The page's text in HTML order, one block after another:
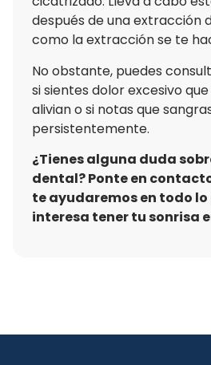
después de una extracción
como la extracción se te
No obstante, puedes
si sientes dolor excesivo
alivian o si notas que
persistentemente.
¿Tienes alguna duda
dental? Ponte en
te ayudaremos en todo lo
interesa tener tu sonrisa